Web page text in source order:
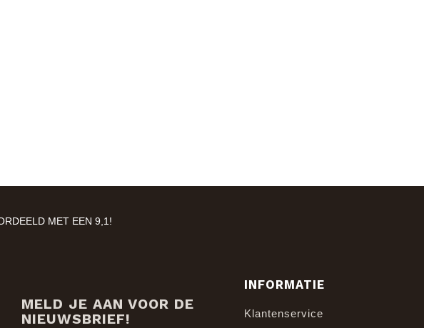
MET EEN 9,1!
MELD JE AAN VOOR DE
NIEUWSBRIEF!
INFORMATIE
Klantenservice